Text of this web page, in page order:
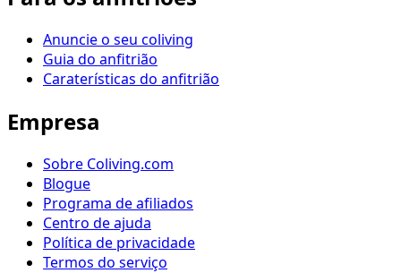
Anuncie o seu coliving
Guia do anfitrião
Caraterísticas do anfitrião
Empresa
Sobre Coliving.com
Blogue
Programa de afiliados
Centro de ajuda
Política de privacidade
Termos do serviço